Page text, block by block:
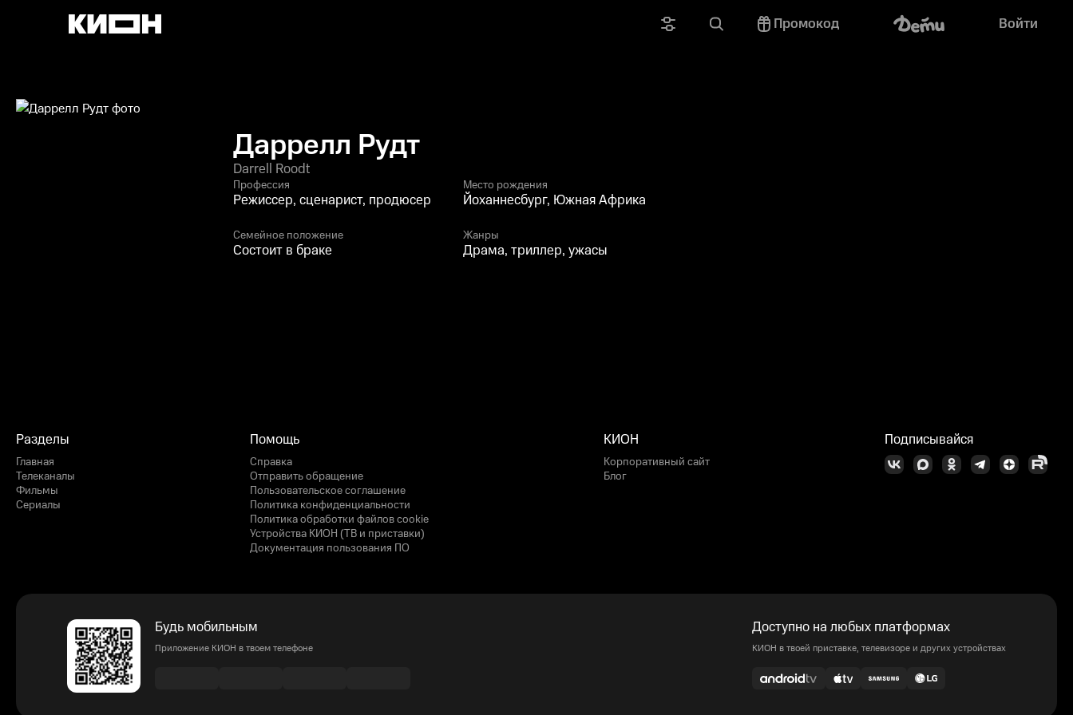
Промокод Войти
Даррелл Рудт
Darrell Roodt
Профессия
Режиссер, сценарист, продюсер
Место рождения
Йоханнесбург, Южная Африка
Семейное положение
Состоит в браке
Жанры
Драма, триллер, ужасы
Разделы
Главная
Телеканалы
Фильмы
Сериалы
Помощь
Справка
Отправить обращение
Пользовательское соглашение
Политика конфиденциальности
Политика обработки файлов cookie
Устройства КИОН (ТВ и приставки)
Документация пользования ПО
КИОН
Корпоративный сайт
Блог
Подписывайся
Будь мобильным
Приложение КИОН в твоем телефоне
Доступно на любых платформах
КИОН в твоей приставке, телевизоре и других устройствах